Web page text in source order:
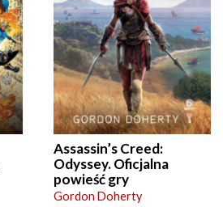
Assassin’s Creed:
Odyssey. Oficjalna
powieść gry
Gordon Doherty